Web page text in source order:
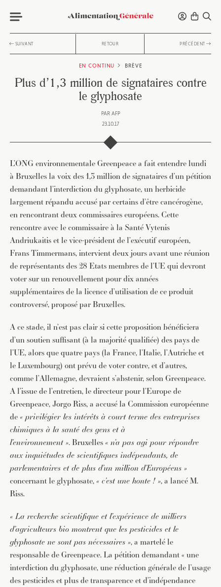
SUIVANT RETOUR PRÉCÉDENT
EN CONTINU BRÈVE
Plus d’1,3 million de signataires contre
le glyphosate
PAR AFP
23.10.17
L’ONG environnementale Greenpeace a fait entendre lundi
à Bruxelles la voix des 1,3 million de signataires d’un pétition
demandant l’interdiction du glyphosate, un herbicide
largement répandu accusé par certains d’être cancérogène,
en rencontrant deux commissaires européens. Cette
rencontre avec le commissaire à la Santé Vytenis
Andriukaitis et le vice-président de l’exécutif européen,
Frans Timmermans, intervient deux jours avant une réunion
de représentants des 28 Etats membres de l’UE qui devront
voter sur un renouvellement pour dix années
supplémentaires de la licence d’utilisation de ce produit
controversé, proposé par Bruxelles.
A ce stade, il n’est pas clair si cette proposition bénéficiera
d’un soutien suffisant (à la majorité qualifiée) des pays de
l’UE, alors que quatre pays (la France, l’Italie, l’Autriche et
le Luxembourg) ont prévu de voter contre, et d’autres,
comme l’Allemagne, devraient s’abstenir, selon Greenpeace.
A l’issue de l’entretien, le directeur pour l’Europe de
Greenpeace, Jorgo Riss, a accusé la Commission européenne
de « privilégier les intérêts à court terme des entreprises
chimiques à la santé des gens et à
l’environnement ». Bruxelles « n’a pas agi pour répondre
aux inquiétudes de scientifiques indépendants, de
parlementaires et de plus d’un million d’Européens »
concernant le glyphosate, « c’est une honte ! », a lancé M.
Riss.
« La recherche scientifique et l’expérience de milliers
d’agriculteurs bio montrent que les pesticides et le
glyphosate ne sont pas nécessaires », a martelé le
responsable de Greenpeace. La pétition demandant « une
interdiction du glyphosate, une réduction générale de l’usage
des pesticides et plus de transparence et d’indépendance